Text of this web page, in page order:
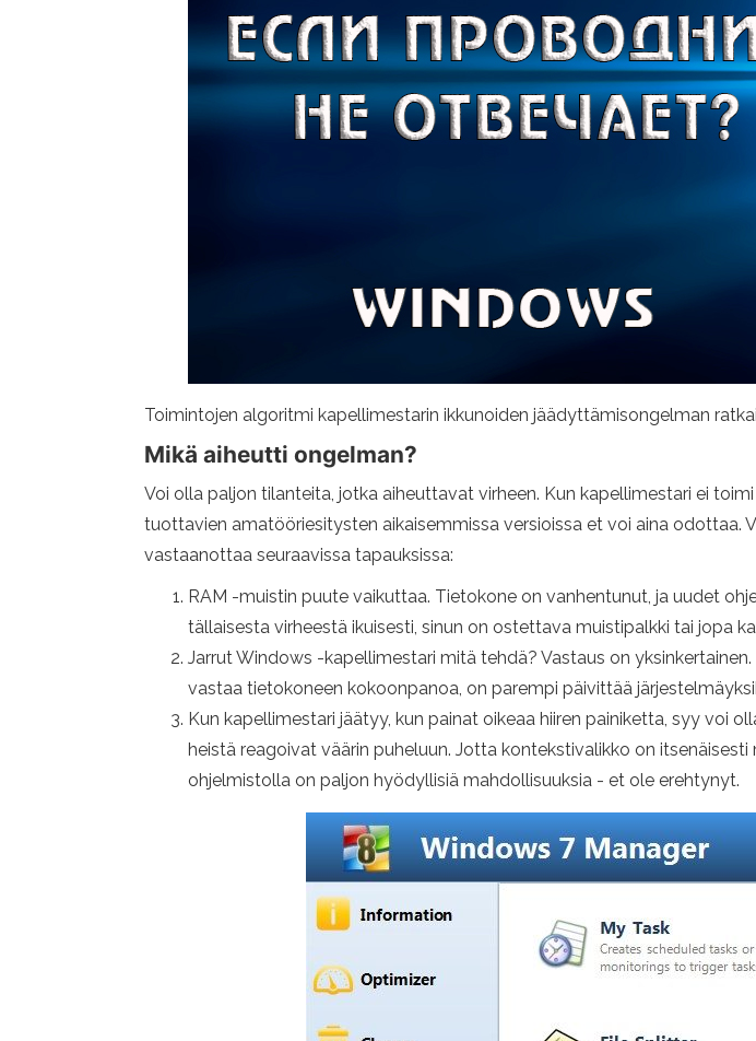
Toimintojen algoritmi kapellimestarin ikkunoiden jäädyttämisongelman
Mikä aiheutti ongelman?
Voi olla paljon tilanteita, jotka aiheuttavat virheen. Kun kapellimestari ei
tuottavien amatööriesitysten aikaisemmissa versioissa et voi aina
vastaanottaa seuraavissa tapauksissa:
RAM -muistin puute vaikuttaa. Tietokone on vanhentunut, ja uudet
tällaisesta virheestä ikuisesti, sinun on ostettava muistipalkki tai jopa
Jarrut Windows -kapellimestari mitä tehdä? Vastaus on
vastaa tietokoneen kokoonpanoa, on parempi päivittää
Kun kapellimestari jäätyy, kun painat oikeaa hiiren painiketta, syy voi
heistä reagoivat väärin puheluun. Jotta kontekstivalikko on
ohjelmistolla on paljon hyödyllisiä mahdollisuuksia - et ole erehtynyt.